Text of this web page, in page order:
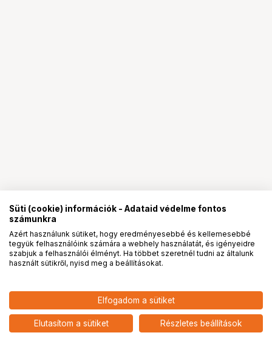
Insta360 X4 Air akkumulátor
(arktikus fehér)
add
PROpartnerségek
Süti (cookie) információk - Adataid védelme fontos
számunkra
Azért használunk sütiket, hogy eredményesebbé és kellemesebbé
tegyük felhasználóink számára a webhely használatát, és igényeidre
szabjuk a felhasználói élményt. Ha többet szeretnél tudni az általunk
használt sütikről, nyisd meg a beállításokat.
Elfogadom a sütiket
Elutasítom a sütiket Részletes beállítások